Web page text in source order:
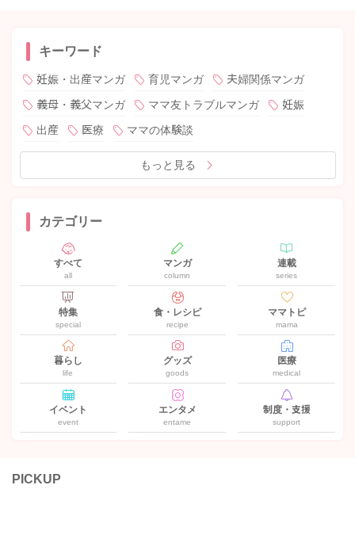
キーワード
妊娠・出産マンガ 育児マンガ
夫婦関係マンガ
義母・義父マンガ
ママ友トラブルマンガ
妊娠
出産
医療 ママの体験談
もっと見る
カテゴリー
すべて
all
マンガ
column
連載
series
特集
special
食・レシピ
recipe
ママトピ
mama
暮らし
life
グッズ
goods
医療
medical
イベント
event
エンタメ
entame
制度・支援
support
PICKUP